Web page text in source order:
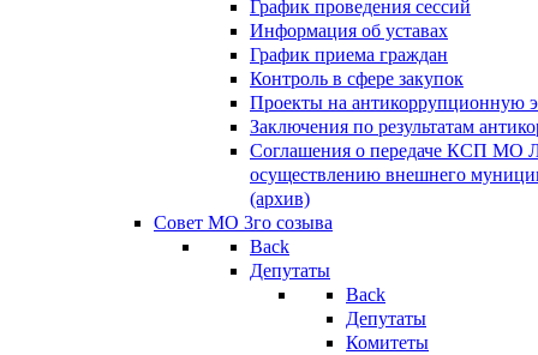
График проведения сессий
Информация об уставах
График приема граждан
Контроль в сфере закупок
Проекты на антикоррупционную
Заключения по результатам
Соглашения о передаче КСП МО
осуществлению внешнего
(архив)
Совет МО 3го созыва
Back
Депутаты
Back
Депутаты
Комитеты